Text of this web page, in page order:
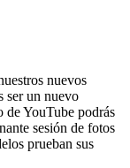
nuevos
ser un nuevo
de YouTube podrás
sesión de fotos
prueban sus